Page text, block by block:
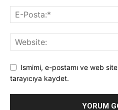
Ismimi, e-postamı ve web
tarayıcıya kaydet.